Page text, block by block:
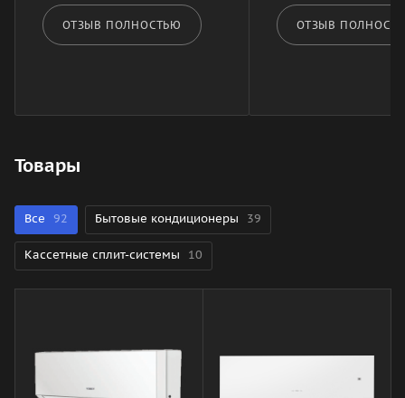
ОТЗЫВ ПОЛНОСТЬЮ ОТЗЫВ
Товары
Все 92 Бытовые кондиционеры 39
Кассетные сплит-системы 10